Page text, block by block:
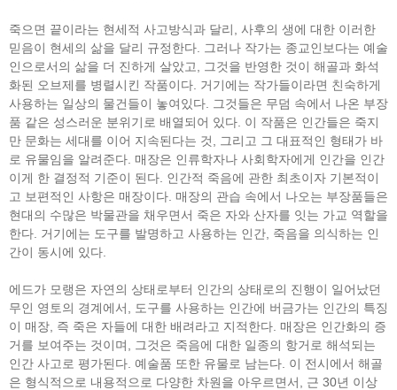
죽으면 끝이라는 현세적 사고방식과 달리, 사후의 생에 대한 이러한
믿음이 현세의 삶을 달리 규정한다. 그러나 작가는 종교인보다는 예술
인으로서의 삶을 더 진하게 살았고, 그것을 반영한 것이 해골과 화석
화된 오브제를 병렬시킨 작품이다. 거기에는 작가들이라면 친숙하게
사용하는 일상의 물건들이 놓여있다. 그것들은 무덤 속에서 나온 부장
품 같은 성스러운 분위기로 배열되어 있다. 이 작품은 인간들은 죽지
만 문화는 세대를 이어 지속된다는 것, 그리고 그 대표적인 형태가 바
로 유물임을 알려준다. 매장은 인류학자나 사회학자에게 인간을 인간
이게 한 결정적 기준이 된다. 인간적 죽음에 관한 최초이자 기본적이
고 보편적인 사항은 매장이다. 매장의 관습 속에서 나오는 부장품들은
현대의 수많은 박물관을 채우면서 죽은 자와 산자를 잇는 가교 역할을
한다. 거기에는 도구를 발명하고 사용하는 인간, 죽음을 의식하는 인
간이 동시에 있다.
에드가 모랭은 자연의 상태로부터 인간의 상태로의 진행이 일어났던
무인 영토의 경계에서, 도구를 사용하는 인간에 버금가는 인간의 특징
이 매장, 즉 죽은 자들에 대한 배려라고 지적한다. 매장은 인간화의 증
거를 보여주는 것이며, 그것은 죽음에 대한 일종의 항거로 해석되는
인간 사고로 평가된다. 예술품 또한 유물로 남는다. 이 전시에서 해골
은 형식적으로 내용적으로 다양한 차원을 아우르면서, 근 30년 이상